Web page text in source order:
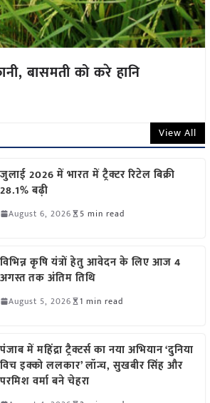
बासमती को करे हानि
View All
जुलाई 2026 में भारत में ट्रैक्टर रिटेल बिक्री
28.1% बढ़ी
August 6, 2026 5 min read
विभिन्न कृषि यंत्रों हेतु आवेदन के लिए आज 4
अगस्त तक अंतिम तिथि
August 5, 2026 1 min read
पंजाब में महिंद्रा ट्रैक्टर्स का नया अभियान ‘दुनिया
विच इक्को ललकार’ लॉन्च, सुखबीर सिंह और
परमिश वर्मा बने चेहरा